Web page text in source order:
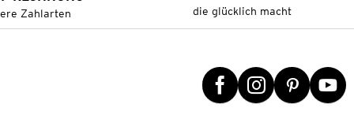
Zahlarten die glücklich macht